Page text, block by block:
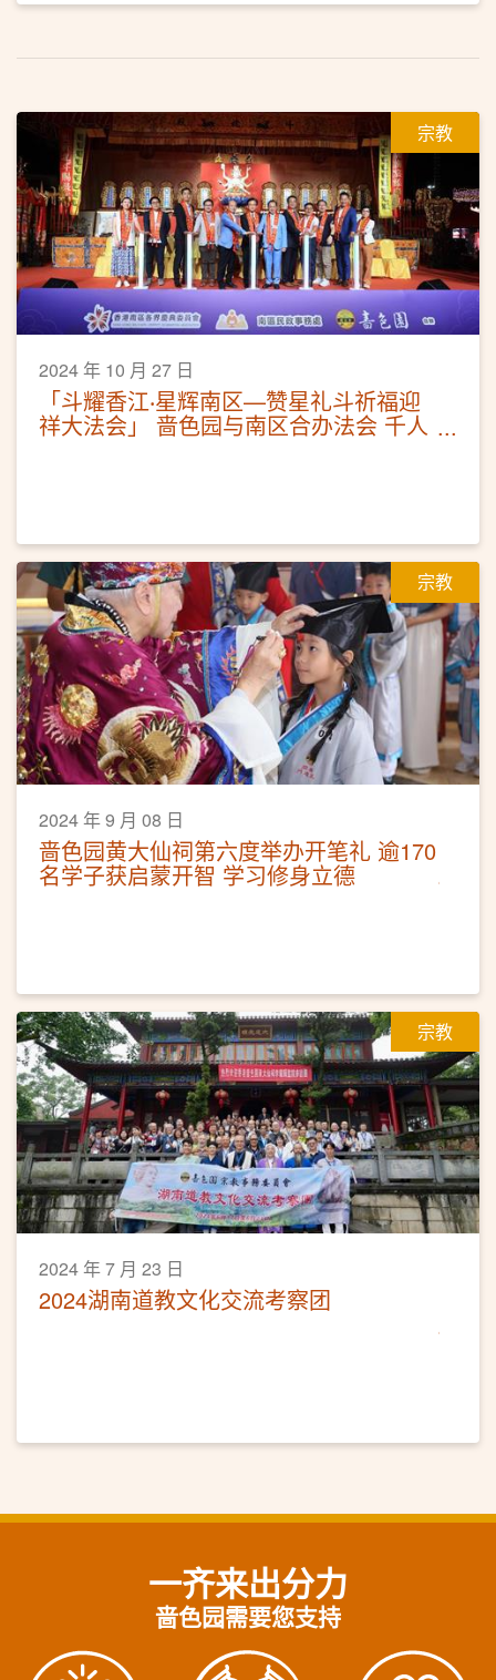
宗教
2024 年 10 月 27 日
「斗耀香江‧星辉南区—赞星礼斗祈福迎
祥大法会」 啬色园与南区合办法会 千人
宗教
2024 年 9 月 08 日
啬色园黄大仙祠第六度举办开笔礼 逾170
名学子获启蒙开智 学习修身立德
宗教
2024 年 7 月 23 日
2024湖南道教文化交流考察团
一齐来出分力
啬色园需要您支持